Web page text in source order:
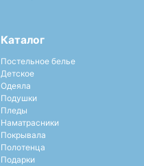
Каталог
Постельное белье
Детское
Одеяла
Подушки
Пледы
Наматрасники
Покрывала
Полотенца
Подарки